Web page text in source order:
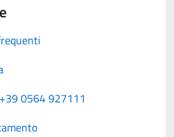
0564 927111